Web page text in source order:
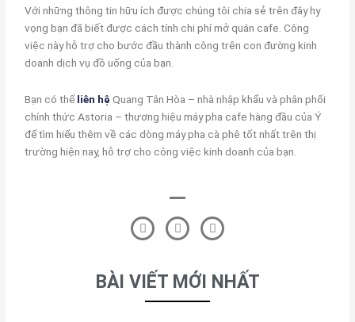
Với những thông tin hữu ích được chúng tôi chia sẻ trên đây hy
vọng bạn đã biết được cách tính chi phí mở quán cafe. Công
việc này hỗ trợ cho bước đầu thành công trên con đường kinh
doanh dịch vụ đồ uống của bạn.
Bạn có thể liên hệ Quang Tân Hòa – nhà nhập khẩu và phân phối
chính thức Astoria – thương hiệu máy pha cafe hàng đầu của Ý
để tìm hiểu thêm về các dòng máy pha cà phê tốt nhất trên thị
trường hiện nay, hỗ trợ cho công việc kinh doanh của bạn.
F
a
c
o
k
T
w
i
e
r
L
i
n
d
i
BÀI VIẾT MỚI NHẤT